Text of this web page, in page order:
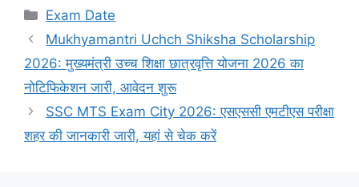
Categories
Exam Date
Mukhyamantri Uchch Shiksha Scholarship
2026: मुख्यमंत्री उच्च शिक्षा छात्रवृत्ति योजना 2026 का
नोटिफिकेशन जारी, आवेदन शुरू
SSC MTS Exam City 2026: एसएससी एमटीएस परीक्षा
शहर की जानकारी जारी, यहां से चेक करें